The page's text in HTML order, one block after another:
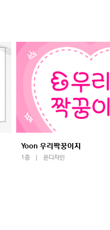
Yoon 우리짝꿍이지
1종 윤디자인